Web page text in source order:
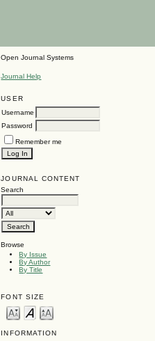
Open Journal Systems
Journal Help
USER
Username
Password
Remember me
JOURNAL CONTENT
Search
Browse
By Issue
By Author
By Title
FONT SIZE
INFORMATION